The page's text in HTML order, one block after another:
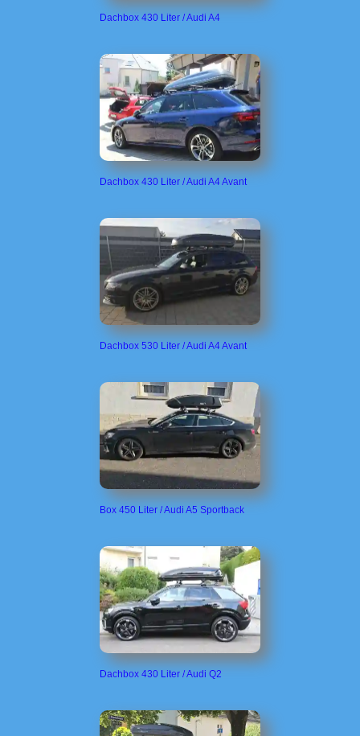
Dachbox 430 Liter / Audi A4
Dachbox 430 Liter / Audi A4 Avant
Dachbox 530 Liter / Audi A4 Avant
Box 450 Liter / Audi A5 Sportback
Dachbox 430 Liter / Audi Q2